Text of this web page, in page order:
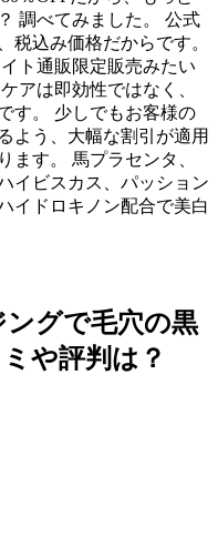
調べてみました。 公式
税込み価格だからです。
ト通販限定販売みたい
アは即効性ではなく、
す。 少しでもお客様の
よう、大幅な割引が適用
ます。 馬プラセンタ、
イビスカス、パッション
イドロキノン配合で美白
グで毛穴の黒
や評判は？